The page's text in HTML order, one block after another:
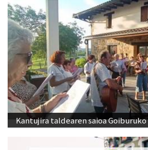
Kantujira taldearen saioa